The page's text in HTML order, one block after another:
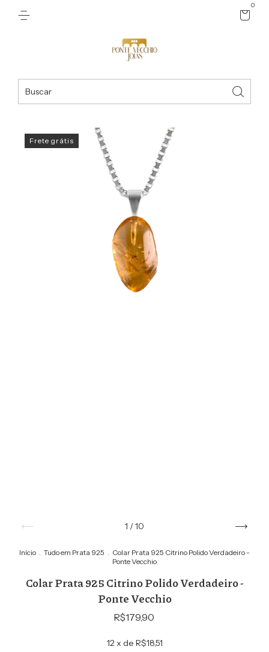
0
Frete grátis
1 /10
Início . Tudo em Prata 925 . Colar Prata 925 Citrino Polido Verdadeiro -
Ponte Vecchio
Colar Prata 925 Citrino Polido Verdadeiro -
Ponte Vecchio
R$179,90
12x de R$18,51